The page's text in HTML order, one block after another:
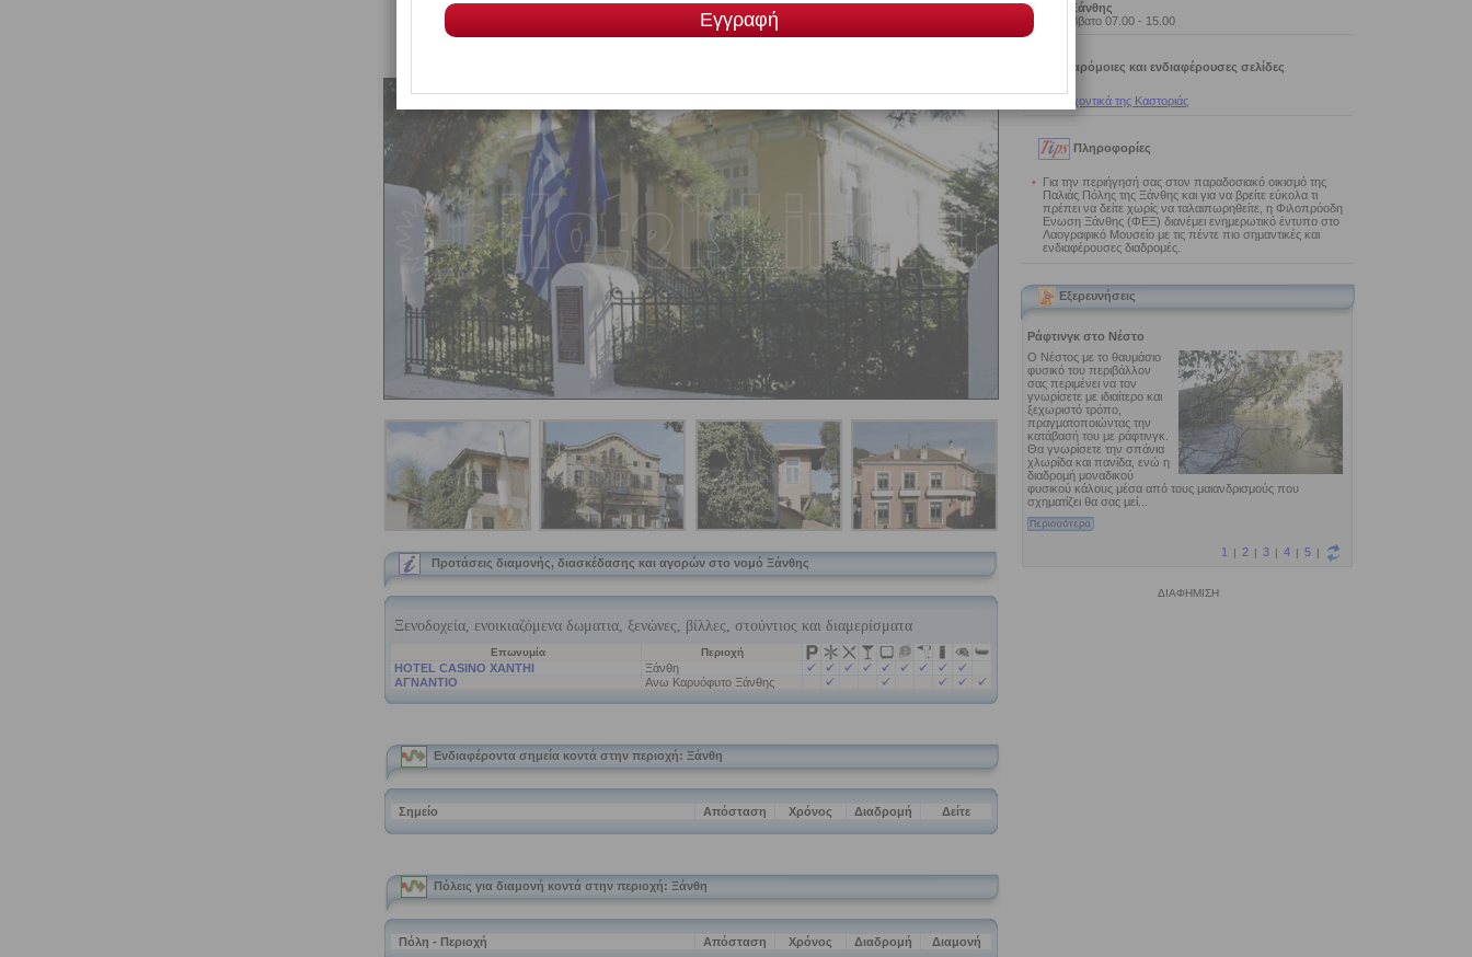
Προτάσεις διαμονής, διασκέδασης και αγορών στο νομό Ξάνθης
Παζάρι Ξάνθης
Κάθε Σάββατο 07.00 - 15.00
Παρόμοιες και ενδιαφέρουσες σελίδες
Τα αρχοντικά της Καστοριάς
Πληροφορίες
• Για την περιήγησή σας στον παραδοσιακό οικισμό της
Παλιάς Πόλης της Ξάνθης και για να βρείτε εύκολα τι
πρέπει να δείτε χωρίς να ταλαιπωρηθείτε, η Φιλοπρόοδη
Ενωση Ξάνθης (ΦΕΞ) διανέμει ενημερωτικό έντυπο στο
Λαογραφικό Μουσείο με τις πέντε πιο σημαντικές και
ενδιαφέρουσες διαδρομές.
Εξερευνήσεις
ΔΙΑΦΗΜΙΣΗ